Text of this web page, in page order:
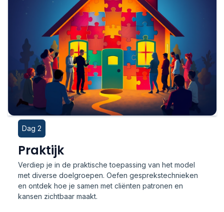
Dag 2
Praktijk
Verdiep je in de praktische toepassing van het model
met diverse doelgroepen. Oefen gesprekstechnieken
en ontdek hoe je samen met cliënten patronen en
kansen zichtbaar maakt.